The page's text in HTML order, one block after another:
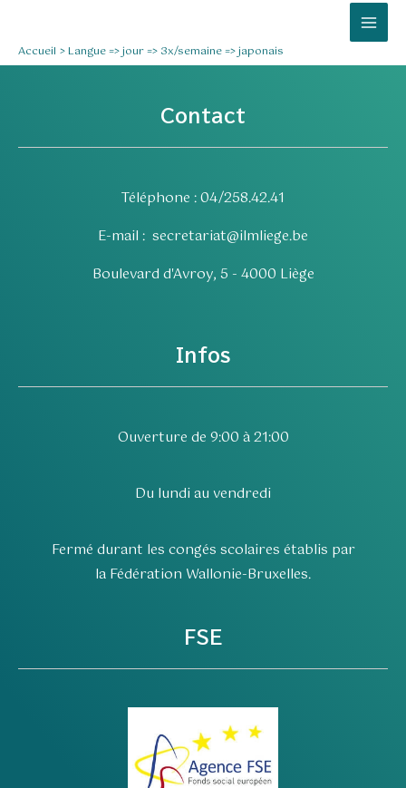
contenu
Main
Accueil Langue => jour => 3x/semaine => japonais
Contact
Téléphone : 04/258.42.41
E-mail : secretariat@ilmliege.be
Boulevard d'Avroy, 5 - 4000 Liège
Infos
Ouverture de 9:00 à 21:00
Du lundi au vendredi
Fermé durant les congés scolaires établis par
la Fédération Wallonie-Bruxelles.
FSE